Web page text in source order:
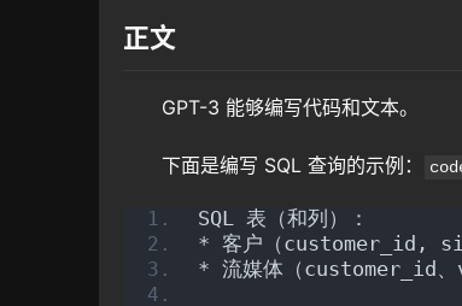
正文
GPT-3 能够编写代码和文本。
下面是编写 SQL 查询的示例：
SQL 表（和列）：
* 客户（customer_id,
* 流媒体（customer_id